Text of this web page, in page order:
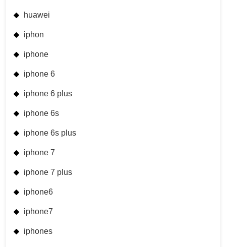
huawei
iphon
iphone
iphone 6
iphone 6 plus
iphone 6s
iphone 6s plus
iphone 7
iphone 7 plus
iphone6
iphone7
iphones